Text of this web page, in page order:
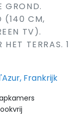
GROND.
(140 CM,
TV).
TERRAS. 1
Frankrijk